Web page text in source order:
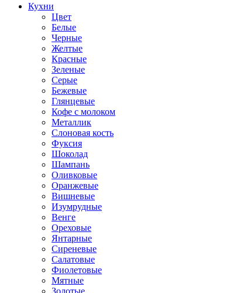
Кухни
Цвет
Белые
Черные
Желтые
Красные
Зеленые
Серые
Бежевые
Глянцевые
Кофе с молоком
Металлик
Слоновая кость
Фуксия
Шоколад
Шампань
Оливковые
Оранжевые
Вишневые
Изумрудные
Венге
Ореховые
Янтарные
Сиреневые
Салатовые
Фиолетовые
Мятные
Золотые